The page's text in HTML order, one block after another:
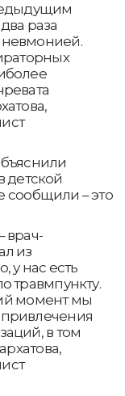
раза
детской
сообщили – это
врач-
из
у нас есть
травмпункту.
момент мы
в том